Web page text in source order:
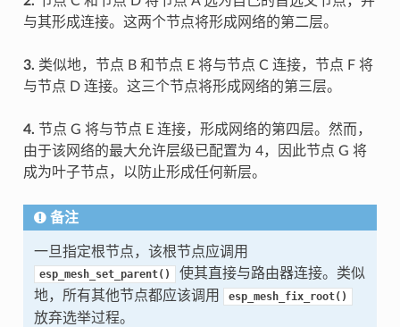
与其形成连接。这两个节点将形成网络的第二层。
3. 类似地，节点 B 和节点 E 将与节点 C 连接，节点 F 将
与节点 D 连接。这三个节点将形成网络的第三层。
4. 节点 G 将与节点 E 连接，形成网络的第四层。然而，
由于该网络的最大允许层级已配置为 4，因此节点 G 将
成为叶子节点，以防止形成任何新层。
备注
一旦指定根节点，该根节点应调用
esp_mesh_set_parent()
使其直接与路由器连接。类似
地，所有其他节点都应该调用
esp_mesh_fix_root()
放弃选举过程。